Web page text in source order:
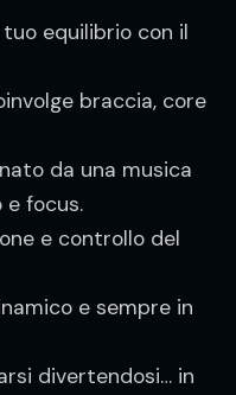
equilibrio con il
braccia, core
da una musica
focus.
e controllo del
e sempre in
divertendosi… in